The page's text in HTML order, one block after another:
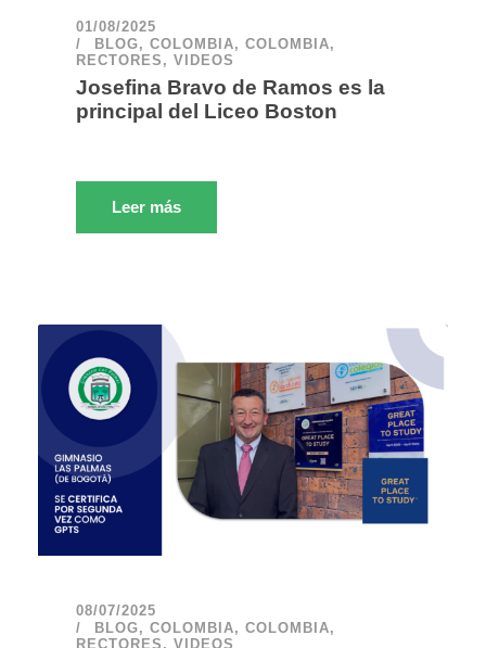
01/08/2025
BLOG, COLOMBIA, COLOMBIA,
RECTORES , VIDEOS
Josefina Bravo de Ramos es la
principal del Liceo Boston
Leer más
08/07/2025
BLOG, COLOMBIA, COLOMBIA,
RECTORES , VIDEOS